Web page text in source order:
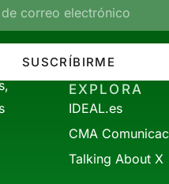
SUSCRÍBIRME
EXPLORA
IDEAL.es
CMA
Talking About X